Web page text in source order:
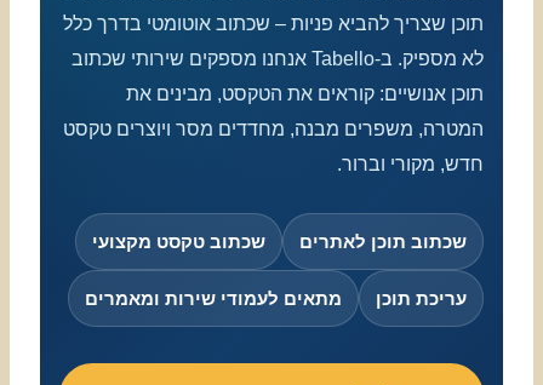
תוכן שצריך להביא פניות – שכתוב אוטומטי בדרך כלל
לא מספיק. ב-Tabello אנחנו מספקים שירותי שכתוב
תוכן אנושיים: קוראים את הטקסט, מבינים את
המטרה, משפרים מבנה, מחדדים מסר ויוצרים טקסט
חדש, מקורי וברור.
שכתוב תוכן לאתרים שכתוב טקסט מקצועי
עריכת תוכן מתאים לעמודי שירות ומאמרים